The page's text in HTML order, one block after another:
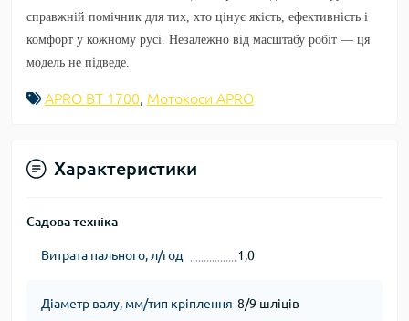
справжній помічник для тих, хто цінує якість, ефективність і
комфорт у кожному русі. Незалежно від масштабу робіт — ця
модель не підведе.
APRO ВТ 1700, Мотокоси APRO
Характеристики
Садова техніка
Витрата пального, л/год 1,0
Діаметр валу, мм/тип кріплення 8/9 шліців